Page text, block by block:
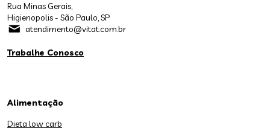
Rua Minas Gerais,
Higienopolis - São Paulo, SP
atendimento@vitat.com.br
Trabalhe Conosco
Alimentação
Dieta low carb